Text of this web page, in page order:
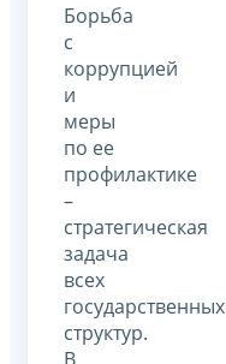
Борьба
с
коррупцией
и
меры
по ее
профилактике
–
стратегическая
задача
всех
государственных
структур.
В